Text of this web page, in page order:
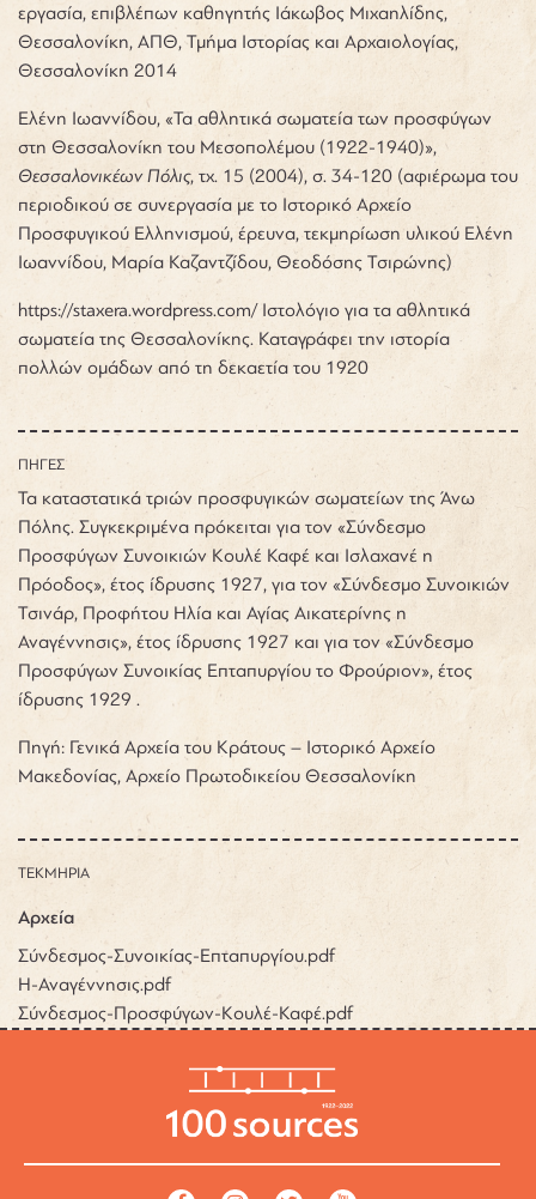
εργασία, επιβλέπων καθηγητής Ιάκωβος Μιχαηλίδης,
Θεσσαλονίκη, ΑΠΘ, Τμήμα Ιστορίας και Αρχαιολογίας,
Θεσσαλονίκη 2014
Ελένη Ιωαννίδου, «Τα αθλητικά σωματεία των προσφύγων
στη Θεσσαλονίκη του Μεσοπολέμου (1922-1940)»,
Θεσσαλονικέων Πόλις, τχ. 15 (2004), σ. 34-120 (αφιέρωμα του
περιοδικού σε συνεργασία με το Ιστορικό Αρχείο
Προσφυγικού Ελληνισμού, έρευνα, τεκμηρίωση υλικού Ελένη
Ιωαννίδου, Μαρία Καζαντζίδου, Θεοδόσης Τσιρώνης)
https://staxera.wordpress.com/Ιστολόγιο για τα αθλητικά
σωματεία της Θεσσαλονίκης. Καταγράφει την ιστορία
πολλών ομάδων από τη δεκαετία του 1920
ΠΗΓΕΣ
Τα καταστατικά τριών προσφυγικών σωματείων της Άνω
Πόλης. Συγκεκριμένα πρόκειται για τον «Σύνδεσμο
Προσφύγων Συνοικιών Κουλέ Καφέ και Ισλαχανέ η
Πρόοδος», έτος ίδρυσης 1927, για τον «Σύνδεσμο Συνοικιών
Τσινάρ, Προφήτου Ηλία και Αγίας Αικατερίνης η
Αναγέννησις», έτος ίδρυσης 1927 και για τον «Σύνδεσμο
Προσφύγων Συνοικίας Επταπυργίου το Φρούριον», έτος
ίδρυσης 1929 .
Πηγή: Γενικά Αρχεία του Κράτους – Ιστορικό Αρχείο
Μακεδονίας, Αρχείο Πρωτοδικείου Θεσσαλονίκη
ΤΕΚΜΗΡΙΑ
Αρχεία
Σύνδεσμος-Συνοικίας-Επταπυργίου.pdf
Η-Αναγέννησις.pdf
Σύνδεσμος-Προσφύγων-Κουλέ-Καφέ.pdf